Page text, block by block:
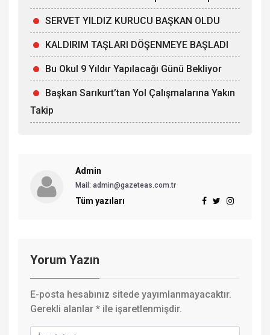
SERVET YILDIZ KURUCU BAŞKAN OLDU
KALDIRIM TAŞLARI DÖŞENMEYE BAŞLADI
Bu Okul 9 Yıldır Yapılacağı Günü Bekliyor
Başkan Sarıkurt’tan Yol Çalışmalarına Yakın
Takip
Admin
Mail: admin@gazeteas.com.tr
Tüm yazıları
Yorum Yazın
E-posta hesabınız sitede yayımlanmayacaktır.
Gerekli alanlar * ile işaretlenmişdir.